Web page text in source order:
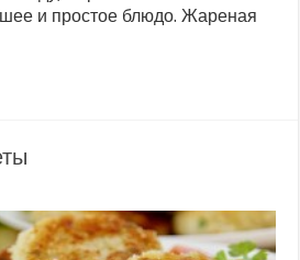
и простое блюдо. Жареная